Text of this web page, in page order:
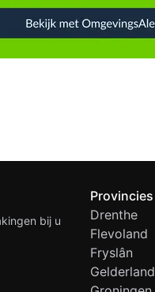
bij u
Provincies
Drenthe
Flevoland
Fryslân
Gelderland